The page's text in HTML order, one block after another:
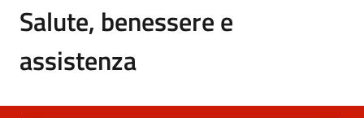
Salute, benessere e
assistenza